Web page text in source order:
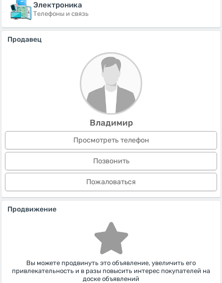
Электроника
Телефоны и связь
Продавец
Владимир
Просмотреть телефон
Позвонить
Пожаловаться
Продвижение
Вы можете продвинуть это объявление, увеличить его
привлекательность и в разы повысить интерес покупателей на
доске объявлений